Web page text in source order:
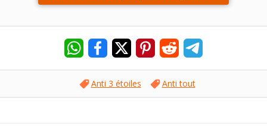
Anti 3 étoiles Anti tout